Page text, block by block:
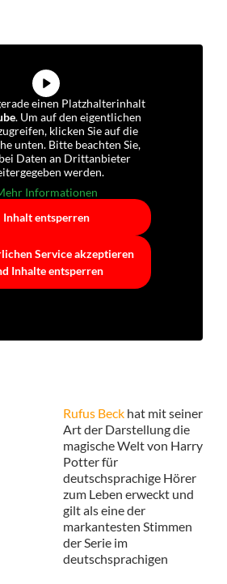
einen Platzhalterinhalt
. Um auf den eigentlichen
klicken Sie auf die
unten. Bitte beachten Sie,
Daten an Drittanbieter
werden.
Informationen
Inhalt entsperren
Service akzeptieren
Inhalte entsperren
Rufus Beck hat mit seiner
Art der Darstellung die
magische Welt von Harry
Potter für
deutschsprachige Hörer
zum Leben erweckt und
gilt als eine der
markantesten Stimmen
der Serie im
deutschsprachigen